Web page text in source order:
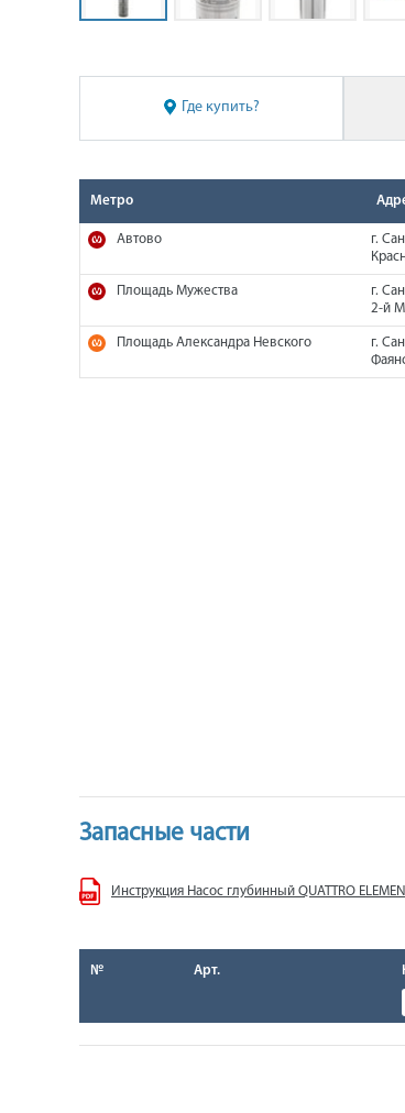
Где купить?
Метро
Автово
г.
Площадь Мужества
г.
2-й
Площадь Александра Невского
г.
Запасные части
Инструкция Насос глубинный QUATTRO
№ Арт.